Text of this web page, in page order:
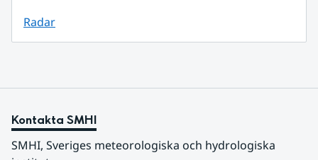
Radar
Kontakta SMHI
SMHI, Sveriges meteorologiska och hydrologiska